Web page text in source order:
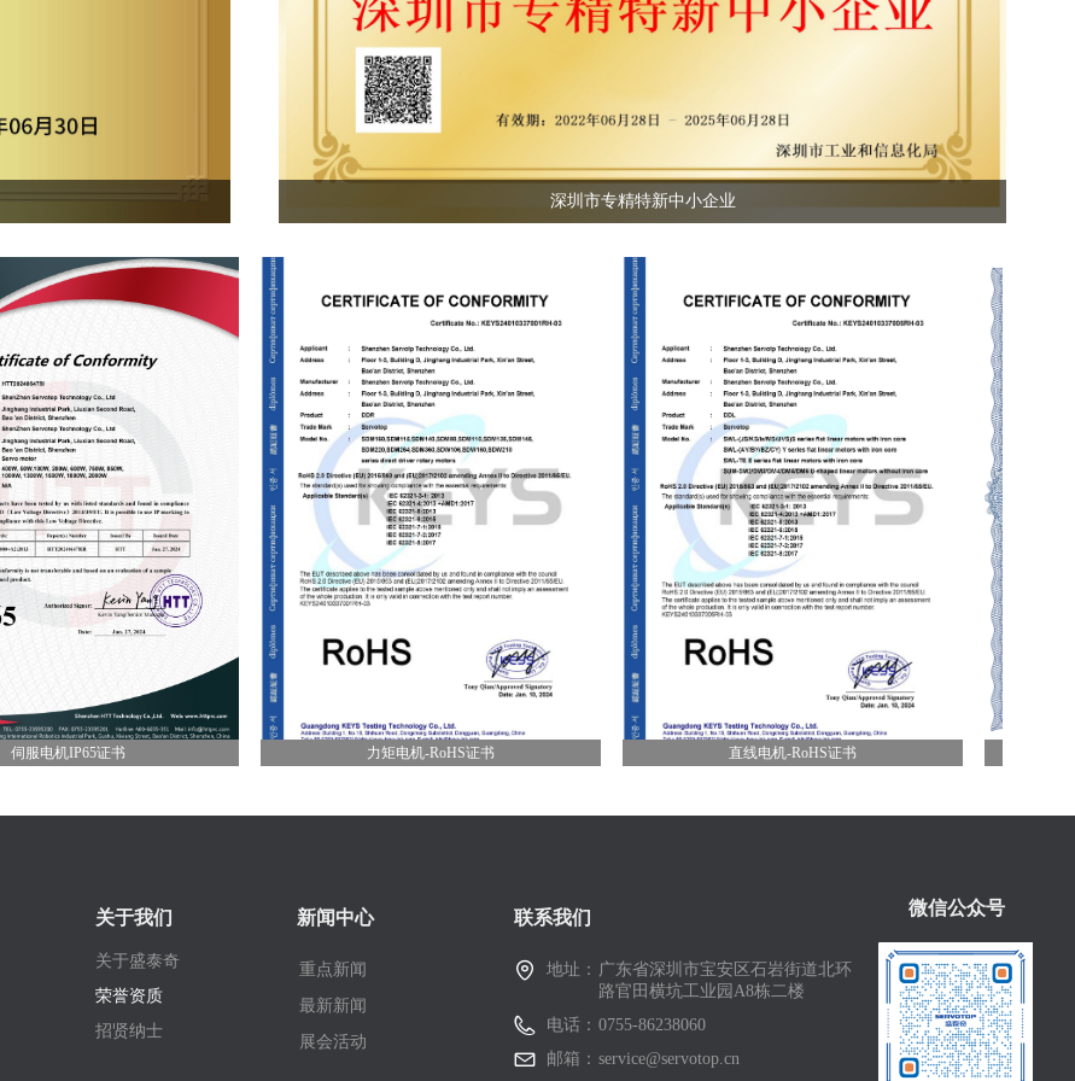
力矩电机-RoHS证书 直线电机-RoHS证书
深圳市专精特新中小企业
微信公众号
联系我们
地址： 广东省深圳市宝安区石岩街道北环
路官田横坑工业园A8栋二楼
电话： 0755-86238060
邮箱： service@servotop.cn
新闻中心
重点新闻
最新新闻
展会活动
关于我们
关于盛泰奇
荣誉资质
招贤纳士